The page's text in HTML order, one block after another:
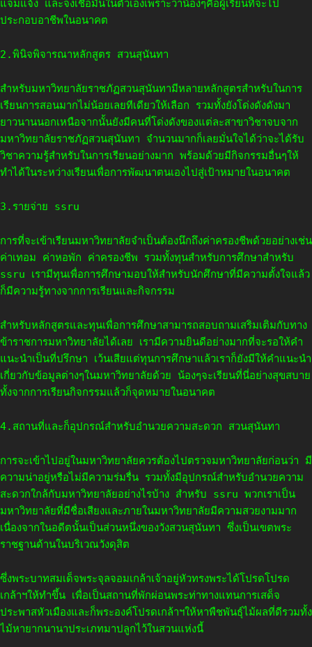
แจ่มแจ้ง และจงเชื่อมั่นในตัวเองเพราะว่าน้องๆคือผู้เรียนที่จะไป
ประกอบอาชีพในอนาคต
2.พินิจพิจารณาหลักสูตร สวนสุนันทา
สำหรับมหาวิทยาลัยราชภัฏสวนสุนันทามีหลายหลักสูตรสำหรับในการ
เรียนการสอนมากไม่น้อยเลยทีเดียวให้เลือก รวมทั้งยังโด่งดังดังมา
ยาวนานนอกเหนือจากนั้นยังมีคนที่โด่งดังของแต่ละสาขาวิชาจบจาก
มหาวิทยาลัยราชภัฏสวนสุนันทา จำนวนมากก็เลยมั่นใจได้ว่าจะได้รับ
วิชาความรู้สำหรับในการเรียนอย่างมาก พร้อมด้วยมีกิจกรรมอื่นๆให้
ทำได้ในระหว่างเรียนเพื่อการพัฒนาตนเองไปสู่เป้าหมายในอนาคต
3.รายจ่าย ssru
การที่จะเข้าเรียนมหาวิทยาลัยจำเป็นต้องนึกถึงค่าครองชีพด้วยอย่างเช่น
ค่าเทอม ค่าหอพัก ค่าครองชีพ รวมทั้งทุนสำหรับการศึกษาสำหรับ
ssru เรามีทุนเพื่อการศึกษามอบให้สำหรับนักศึกษาที่มีความตั้งใจแล้ว
ก็มีความรู้ทางจากการเรียนและกิจกรรม
สำหรับหลักสูตรและทุนเพื่อการศึกษาสามารถสอบถามเสริมเติมกับทาง
ข้าราชการมหาวิทยาลัยได้เลย เรามีความยินดีอย่างมากที่จะรอให้คำ
แนะนำเป็นที่ปรึกษา เว้นเสียแต่ทุนการศึกษาแล้วเราก็ยังมีให้คำแนะนำ
เกี่ยวกับข้อมูลต่างๆในมหาวิทยาลัยด้วย น้องๆจะเรียนที่นี่อย่างสุขสบาย
ทั้งจากการเรียนกิจกรรมแล้วก็จุดหมายในอนาคต
4.สถานที่และก็อุปกรณ์สำหรับอำนวยความสะดวก สวนสุนันทา
การจะเข้าไปอยู่ในมหาวิทยาลัยควรต้องไปตรวจมหาวิทยาลัยก่อนว่า มี
ความน่าอยู่หรือไม่มีความร่มรื่น รวมทั้งมีอุปกรณ์สำหรับอำนวยความ
สะดวกใกล้กับมหาวิทยาลัยอย่างไรบ้าง สำหรับ ssru พวกเราเป็น
มหาวิทยาลัยที่มีชื่อเสียงและภายในมหาวิทยาลัยมีความสวยงามมาก
เนื่องจากในอดีตนั้นเป็นส่วนหนึ่งของวังสวนสุนันทา ซึ่งเป็นเขตพระ
ราชฐานด้านในบริเวณวังดุสิต
ซึ่งพระบาทสมเด็จพระจุลจอมเกล้าเจ้าอยู่หัวทรงพระได้โปรดโปรด
เกล้าฯให้ทำขึ้น เพื่อเป็นสถานที่พักผ่อนพระท่าทางแทนการเสด็จ
ประพาสหัวเมืองและก็พระองค์โปรดเกล้าฯให้หาพืชพันธุ์ไม้ผลที่ดีรวมทั้ง
ไม้หายากนานาประเภทมาปลูกไว้ในสวนแห่งนี้